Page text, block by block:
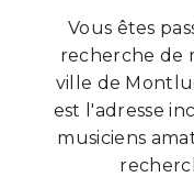
Vous êtes
recherche de
ville de
est l'adresse
musiciens